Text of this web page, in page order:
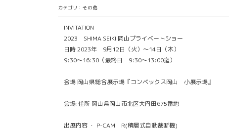
カテゴリ：その他
INVITATION
2023 SHIMA SEIKI 岡山プライベートショー
日時 2023年 9月12日（火）～14日（木）
9:30～16:30（最終日 9:30～13:00迄）
会場 岡山県総合展示場『コンベックス岡山 小展示場』
会場:住所 岡山県岡山市北区大内田675番地
出展内容 ・ P-CAM R(積層式自動裁断機)